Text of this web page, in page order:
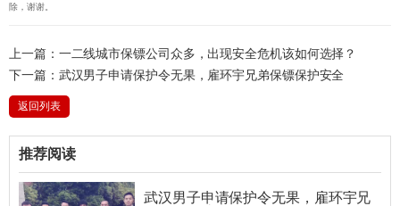
除，谢谢。
上一篇： ​一二线城市保镖公司众多，出现安全危机该如何选择？
下一篇： ​武汉男子申请保护令无果，雇环宇兄弟保镖保护安全
返回列表
推荐阅读
​武汉男子申请保护令无果，雇环宇兄